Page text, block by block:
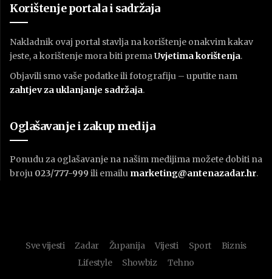
Korištenje portala i sadržaja
Nakladnik ovaj portal stavlja na korištenje onakvim kakav
jeste, a korištenje mora biti prema Uvjetima korištenja.
Objavili smo vaše podatke ili fotografiju – uputite nam
zahtjev za uklanjanje sadržaja.
Oglašavanje i zakup medija
Ponudu za oglašavanje na našim medijima možete dobiti na
broju 023/777-999 ili emailu marketing@antenazadar.hr.
Sve vijesti Zadar Županija Vijesti Sport
Biznis
Lifestyle
Showbiz Tehno